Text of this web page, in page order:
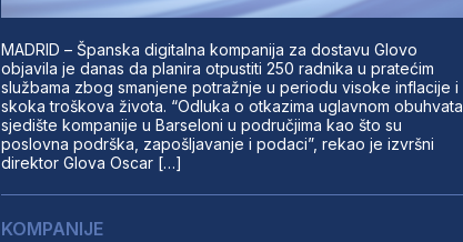
MADRID – Španska digitalna kompanija za dostavu Glovo
objavila je danas da planira otpustiti 250 radnika u pratećim
službama zbog smanjene potražnje u periodu visoke inflacije i
skoka troškova života. “Odluka o otkazima uglavnom obuhvata
sjedište kompanije u Barseloni u područjima kao što su
poslovna podrška, zapošljavanje i podaci”, rekao je izvršni
direktor Glova Oscar […]
KOMPANIJE